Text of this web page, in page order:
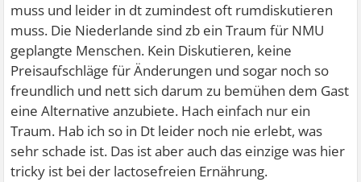
muss und leider in dt zumindest oft rumdiskutieren
muss. Die Niederlande sind zb ein Traum für NMU
geplangte Menschen. Kein Diskutieren, keine
Preisaufschläge für Änderungen und sogar noch so
freundlich und nett sich darum zu bemühen dem Gast
eine Alternative anzubiete. Hach einfach nur ein
Traum. Hab ich so in Dt leider noch nie erlebt, was
sehr schade ist. Das ist aber auch das einzige was hier
tricky ist bei der lactosefreien Ernährung.